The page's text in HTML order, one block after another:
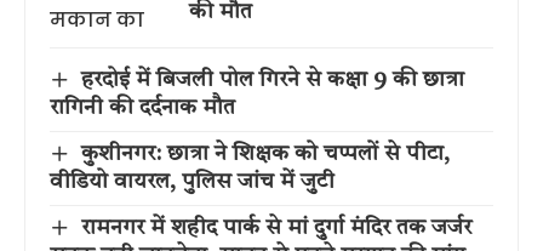
की मौत
हरदोई में बिजली पोल गिरने से कक्षा 9 की छात्रा
रागिनी की दर्दनाक मौत
कुशीनगर: छात्रा ने शिक्षक को चप्पलों से पीटा,
वीडियो वायरल, पुलिस जांच में जुटी
रामनगर में शहीद पार्क से मां दुर्गा मंदिर तक जर्जर